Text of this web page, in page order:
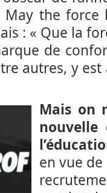
May the
: « Que la
de
autres, y
Mais on
nouvelle
en vue